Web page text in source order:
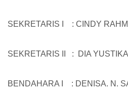
SEKRETARIS I : CINDY
SEKRETARIS II : DIA
BENDAHARA I : DENISA. N.